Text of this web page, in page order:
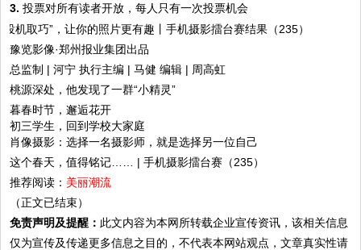
3.投票对所有读者开放，每人只有一次投票机会
豫览影像·郑州报业集团出品
总监制 | 河宁 执行主编 | 马健 编辑 | 周高虹
桃源深处，他发现了一群“小精灵”
暮春时节，邂逅花开
初三学生，回到学校大家庭
肖像摄影：选择一名摄影师，就是选择另一位自己
这个春天，值得铭记…… | 手机摄影擂台赛（235）
推荐阅读： 美丽潮流
（正文已结束）
免责声明及提醒： 此文内容为本网所转载企业宣传资讯，该相关信息
仅为宣传及传递更多信息之目的，不代表本网站观点，文章真实性请